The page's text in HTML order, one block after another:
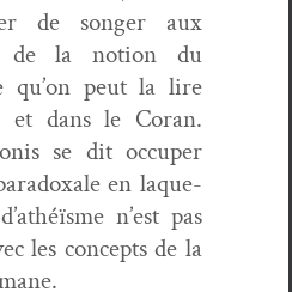
de songer aux
de la notion du
qu’on peut la lire
et dans le Coran.
se dit occu­per
en laque­
n’est pas
les con­cepts de la